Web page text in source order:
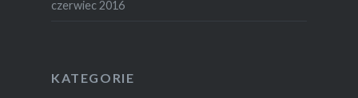
czerwiec 2016
KATEGORIE